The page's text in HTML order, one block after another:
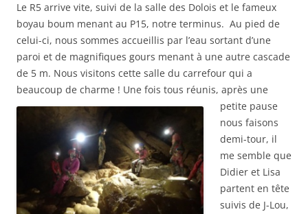
Le R5 arrive vite, suivi de la salle des Dolois et le fameux
boyau boum menant au P15, notre terminus. Au pied de
celui-ci, nous sommes accueillis par l’eau sortant d’une
paroi et de magnifiques gours menant à une autre cascade
de 5 m. Nous visitons cette salle du carrefour qui a
beaucoup de charme ! Une fois tous réunis, après une
petite pause
nous faisons
demi-tour, il
me semble que
Didier et Lisa
partent en tête
suivis de J-Lou,